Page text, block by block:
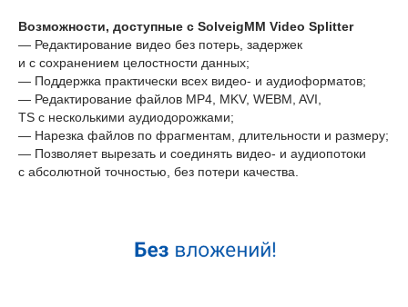
Возможности, доступные с SolveigMM Video Splitter
— Редактирование видео без потерь, задержек
и с сохранением целостности данных;
— Поддержка практически всех видео- и аудиоформатов;
— Редактирование файлов MP4, MKV, WEBM, AVI,
TS с несколькими аудиодорожками;
— Нарезка файлов по фрагментам, длительности и размеру;
— Позволяет вырезать и соединять видео- и аудиопотоки
с абсолютной точностью, без потери качества.